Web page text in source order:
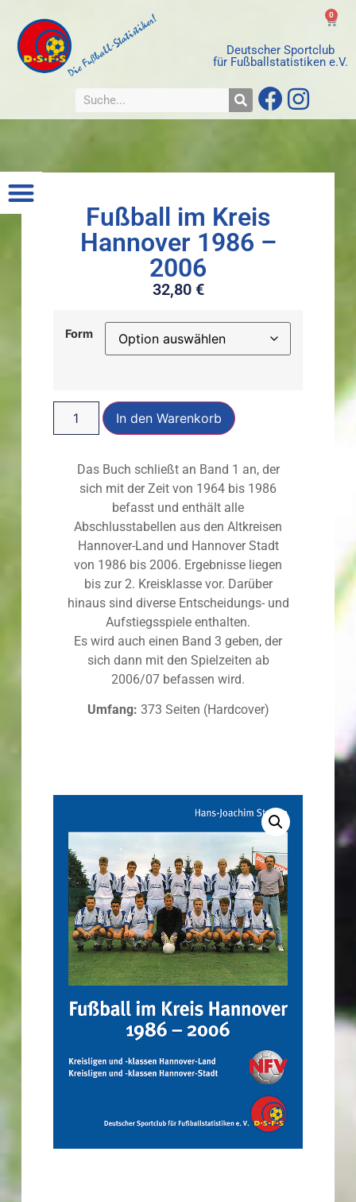
Deutscher Sportclub
für Fußballstatistiken e.V.
0
Fußball im Kreis
Hannover 1986 –
2006
32,80 €
Form
In den Warenkorb
Das Buch schließt an Band 1 an, der
sich mit der Zeit von 1964 bis 1986
befasst und enthält alle
Abschlusstabellen aus den Altkreisen
Hannover-Land und Hannover Stadt
von 1986 bis 2006. Ergebnisse liegen
bis zur 2. Kreisklasse vor. Darüber
hinaus sind diverse Entscheidungs- und
Aufstiegsspiele enthalten.
Es wird auch einen Band 3 geben, der
sich dann mit den Spielzeiten ab
2006/07 befassen wird.
Umfang: 373 Seiten (Hardcover)